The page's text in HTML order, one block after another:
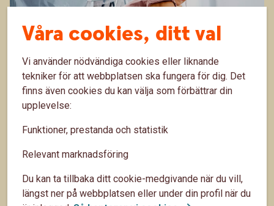
Bunden eller rörlig ränta? Vi reder ut
begreppen!
Vad är skillnaden mellan bunden och rörlig ränta?
Och hur vet man vilken man ska välja? Vi har tagit
reda ut hur man kan tänka för att göra de bästa valen.
8 okt. 2025
Boende Vardagsekonomi
Våra cookies, ditt val
Vi använder nödvändiga cookies eller liknande
tekniker för att webbplatsen ska fungera för dig. Det
finns även cookies du kan välja som förbättrar din
upplevelse:
Funktioner, prestanda och statistik
Relevant marknadsföring
Du kan ta tillbaka ditt cookie-medgivande när du vill,
längst ner på webbplatsen eller under din profil när du